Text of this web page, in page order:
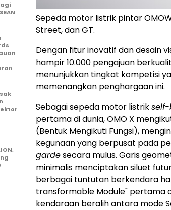
Sepeda motor listrik pintar
Street, dan GT.
Dengan fitur inovatif dan desain
hampir 10.000 pengajuan
menunjukkan tingkat kompetisi
memenangkan penghargaan ini.
Sebagai sepeda motor listrik
pertama di dunia, OMO X
(Bentuk Mengikuti Fungsi),
kegunaan yang berpusat pada
gardesecara mulus. Garis
minimalis menciptakan siluet
berbagai tuntutan berkendara
transformable Module" pertama
kendaraan beralih antara mode